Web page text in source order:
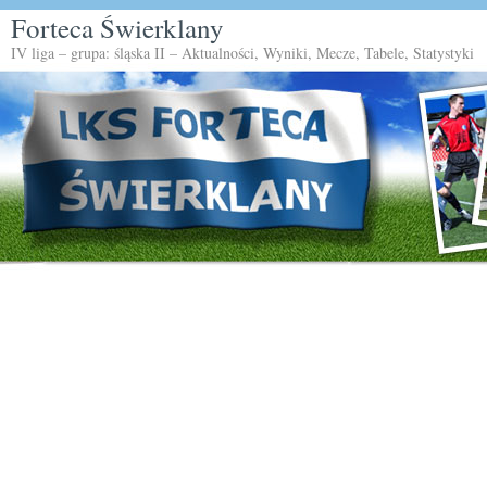
Forteca Świerklany
IV liga – grupa: śląska II – Aktualności, Wyniki, Mecze, Tabele, Statystyki